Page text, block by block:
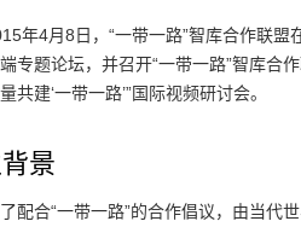
年4月8日，“一带一路”智库合作联
专题论坛，并召开“一带一路”智库合
共建‘一带一路’”国际视频研讨会。
景
配合“一带一路”的合作倡议，由当代